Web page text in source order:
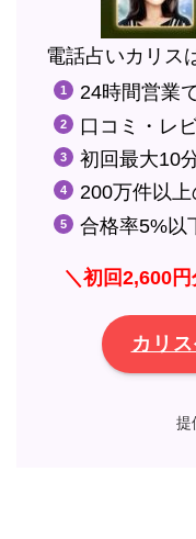
電話占いカリス
24時間営業
口コミ・レ
初回最大10
200万件以
合格率5%以
＼初回2,600
カリ
提